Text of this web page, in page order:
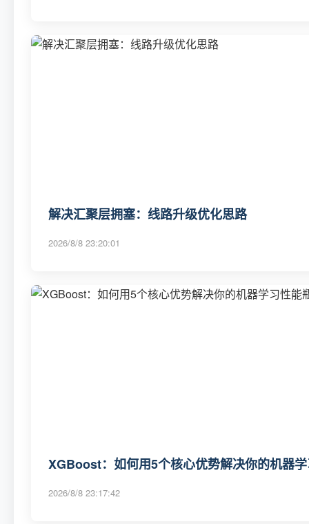
解决汇聚层拥塞：线路升级优化思路
2026/8/8 23:20:01
XGBoost：如何用5个核心优势解决你的机器
2026/8/8 23:17:42